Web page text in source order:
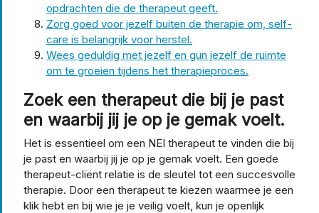
opdrachten die de therapeut geeft.
Zorg goed voor jezelf buiten de therapie om, self-
care is belangrijk voor herstel.
Wees geduldig met jezelf en gun jezelf de ruimte
om te groeien tijdens het therapieproces.
Zoek een therapeut die bij je past
en waarbij jij je op je gemak voelt.
Het is essentieel om een NEI therapeut te vinden die bij
je past en waarbij jij je op je gemak voelt. Een goede
therapeut-cliënt relatie is de sleutel tot een succesvolle
therapie. Door een therapeut te kiezen waarmee je een
klik hebt en bij wie je je veilig voelt, kun je openlijk